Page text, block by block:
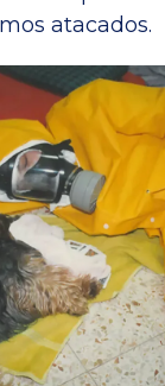
atacados.